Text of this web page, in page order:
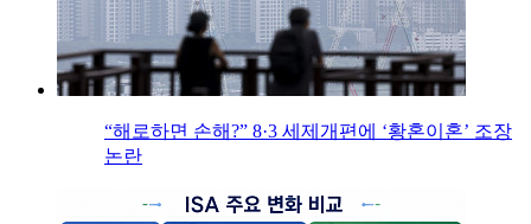
“해로하면 손해?” 8·3 세제개편에 ‘황혼이혼’ 조장
논란